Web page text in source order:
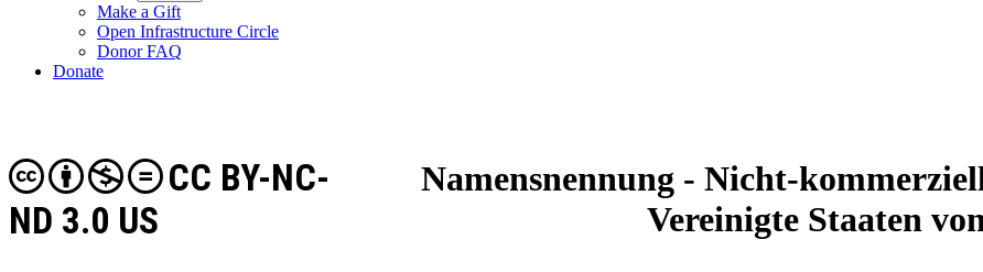
Make a Gift
Open Infrastructure Circle
Donor FAQ
Donate
Namensnennung - Nicht-
Vereinigte Staaten
CC BY-NC-
ND 3.0 US